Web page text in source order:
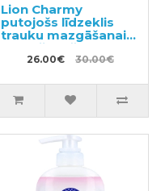
Lion Charmy
putojošs līdzeklis
trauku mazgāšanai
ar mežrozīšu
aromātu 240ml +
26.00€ 30.00€